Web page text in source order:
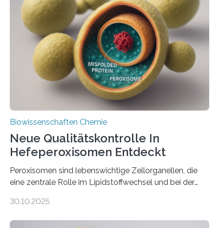
Biowissenschaften Chemie
Neue Qualitätskontrolle In
Hefeperoxisomen Entdeckt
Peroxisomen sind lebenswichtige Zellorganellen, die
eine zentrale Rolle im Lipidstoffwechsel und bei der
erfüllen können, müssen zahlreiche Enzyme präzise in
30.10.2025